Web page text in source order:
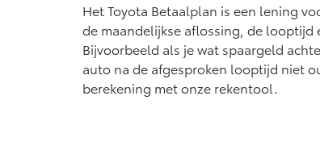
Het Toyota Betaalplan is een lening
de maandelijkse aflossing, de looptijd
Bijvoorbeeld als je wat spaargeld
auto na de afgesproken looptijd niet
berekening met onze rekentool.